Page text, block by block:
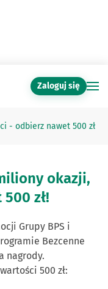
Zaloguj się
- odbierz nawet 500 zł
okazji,
zł!
Grupy BPS i
Bezcenne
nagrody.
500 zł: